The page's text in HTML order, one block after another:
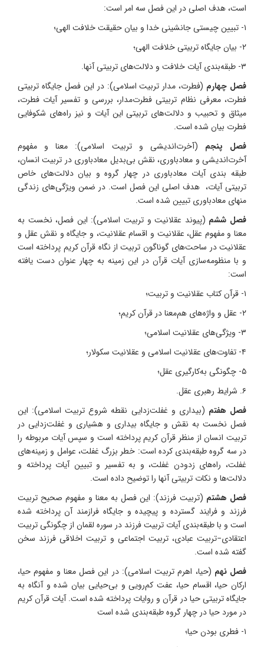
است، هدف اصلی در این فصل سه امر است:
۱- تبیین چیستی جانشینی خدا و بیان حقیقت خلافت الهی؛
۲- بیان جایگاه تربیتی خلافت الهی؛
۳- طبقه‌بندی آیات خلافت و دلالت‌های تربیتی آنها.
فصل چهارم (فطرت، مدار تربیت اسلامی): در این فصل جایگاه تربیتی
فطرت، معرفی نظام تربیتی فطرت‌مدار، بررسی و تفسیر آیات فطرت،
میثاق و تحبیب و دلالت‌های تربیتی این آیات و نیز راه‌های شکوفایی
فطرت بیان شده است.
فصل پنجم (آخرت‌اندیشی و تربیت اسلامی): معنا و مفهوم
آخرت‌اندیشی و معادباوری، نقش بی‌بدیل معادباوری در تربیت انسان،
طبقه بندی آیات معادباوری در چهار گروه و بیان دلالت‌های خاص
تربیتی آیات، هدف اصلی این فصل است. در ضمن ویژگی‌های زندگی
منهای معادباوری تبیین شده است.
فصل ششم (پیوند عقلانیت و تربیت اسلامی): این فصل، نخست به
معنا و مفهوم عقل، عقلانیت و اقسام عقلانیت، و جایگاه و نقش عقل و
عقلانیت در ساحت‌های گوناگون تربیت از نگاه قرآن کریم پرداخته است
و با منظومه‌سازی آیات قرآن در این زمینه به چهار عنوان دست یافته
است:
۱- قرآن کتاب عقلانیت و تربیت؛
۲- عقل و واژه‌های هم‌معنا در قرآن کریم؛
۳- ویژگی‌های عقلانیت اسلامی؛
۴- تفاوت‌های عقلانیت اسلامی و عقلانیت سکولار؛
۵- چگونگی به‌کارگیری عقل؛
۶. شرایط رهبری عقل.
فصل هفتم (بیداری و غفلت‌زدایی نقطه شروع تربیت اسلامی): این
فصل نخست به نقش و جایگاه بیداری و هشیاری و غفلت‌زدایی در
تربیت انسان از منظر قرآن کریم پرداخته است و سپس آیات مربوطه را
در سه گروه طبقه‌بندی کرده است: خطر بزرگ غفلت، عوامل و زمینه‌های
غفلت، راه‌های زدودن غفلت، و به تفسیر و تبیین آیات پرداخته و
دلالت‌ها و نکات تربیتی آنها را توضیح داده است.
فصل هشتم (تربیت فرزند): این فصل به معنا و مفهوم صحیح تربیت
فرزند و فرایند گسترده و پیچیده و جایگاه فرازمند آن پرداخته شده
است و با طبقه‌بندی آیات تربیت فرزند در سوره لقمان از چگونگی تربیت
اعتقادی−تربیت عبادی، تربیت اجتماعی و تربیت اخلاقی فرزند سخن
گفته شده است.
فصل نهم (حیا، اهرم تربیت اسلامی): در این فصل معنا و مفهوم حیا،
ارکان حیا، اقسام حیا، عفت کم‌رویی و بی‌حیایی بیان شده و آنگاه به
جایگاه تربیتی حیا در قرآن و روایات پرداخته شده است. آیات قرآن کریم
در مورد حیا در چهار گروه طبقه‌بندی شده است
۱- فطری بودن حیا؛